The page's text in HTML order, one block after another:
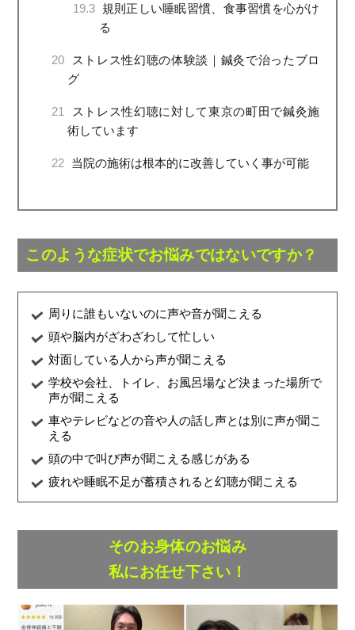
19.3
規則正しい睡眠習慣、食事習慣を心がけ
る
20
ストレス性幻聴の体験談｜鍼灸で治ったブロ
グ
21
ストレス性幻聴に対して東京の町田で鍼灸施
術しています
22 当院の施術は根本的に改善していく事が可能
このような症状でお悩みではないですか？
周りに誰もいないのに声や音が聞こえる
頭や脳内がざわざわして忙しい
対面している人から声が聞こえる
学校や会社、トイレ、お風呂場など決まった場所で
声が聞こえる
車やテレビなどの音や人の話し声とは別に声が聞こ
える
頭の中で叫び声が聞こえる感じがある
疲れや睡眠不足が蓄積されると幻聴が聞こえる
そのお身体のお悩み
私にお任せ下さい！